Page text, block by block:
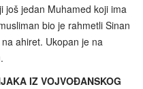
još jedan Muhamed koji ima
bio je rahmetli Sinan
ahiret. Ukopan je na
IZ VOJVOĐANSKOG